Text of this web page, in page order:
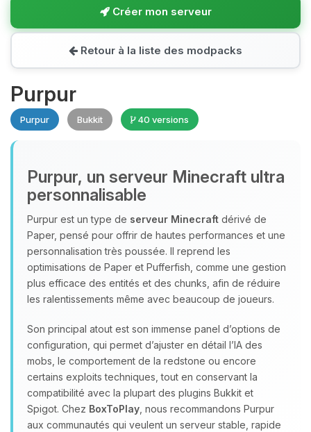
Créer mon serveur
Retour à la liste des modpacks
Purpur
Purpur Bukkit 40 versions
Purpur, un serveur Minecraft ultra
personnalisable
Purpur est un type de serveur Minecraft dérivé de
Paper, pensé pour offrir de hautes performances et une
personnalisation très poussée. Il reprend les
optimisations de Paper et Pufferfish, comme une gestion
plus efficace des entités et des chunks, afin de réduire
les ralentissements même avec beaucoup de joueurs.
Son principal atout est son immense panel d’options de
configuration, qui permet d’ajuster en détail l’IA des
mobs, le comportement de la redstone ou encore
certains exploits techniques, tout en conservant la
compatibilité avec la plupart des plugins Bukkit et
Spigot. Chez BoxToPlay , nous recommandons Purpur
aux communautés qui veulent un serveur stable, rapide
Youpi, enfin quelqu’un pour me
parler ! Moi c’est Choupy, ton petit
assistant BoxToPlay. Dis-moi ce dont
tu as besoin et je vais remuer mes
petits circuits pour t’aider.
09/08/2026 à 03:50